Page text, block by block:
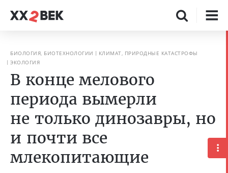
БИОЛОГИЯ, БИОТЕХНОЛОГИИ
КЛИМАТ, ПРИРОДНЫЕ КАТАСТРОФЫ
ЭКОЛОГИЯ
В конце мелового
периода вымерли
не только динозавры, но
и почти все
млекопитающие